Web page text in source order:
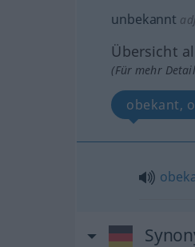
unbekannt adj
Übersicht
(Für mehr
obekant,